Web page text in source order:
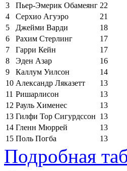
3
Пьер-Эмерик Обамеянг 22
4
Серхио Агуэро
21
5
Джейми Варди
18
6
Рахим Стерлинг
17
7
Гарри Кейн
17
8
Эден Азар
16
9
Каллум Уилсон
14
10 Александр Ляказетт
13
11 Ришарлисон
13
12 Рауль Хименес
13
13 Гилфи Тор Сигурдссон 13
14 Гленн Мюррей
13
15 Поль Погба 13
Подробная